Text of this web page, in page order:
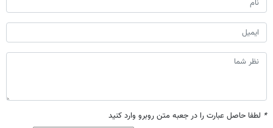
* لطفا حاصل عبارت را در جعبه متن روبرو وارد کنید